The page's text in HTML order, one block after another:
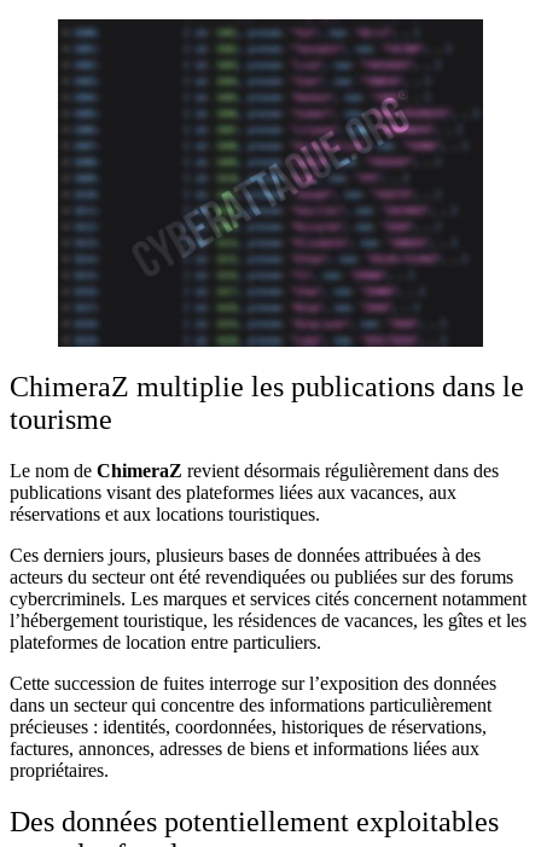
ChimeraZ multiplie les publications dans le
tourisme
Le nom de ChimeraZ revient désormais régulièrement dans des
publications visant des plateformes liées aux vacances, aux
réservations et aux locations touristiques.
Ces derniers jours, plusieurs bases de données attribuées à des
acteurs du secteur ont été revendiquées ou publiées sur des forums
cybercriminels. Les marques et services cités concernent notamment
l’hébergement touristique, les résidences de vacances, les gîtes et les
plateformes de location entre particuliers.
Cette succession de fuites interroge sur l’exposition des données
dans un secteur qui concentre des informations particulièrement
précieuses : identités, coordonnées, historiques de réservations,
factures, annonces, adresses de biens et informations liées aux
propriétaires.
Des données potentiellement exploitables